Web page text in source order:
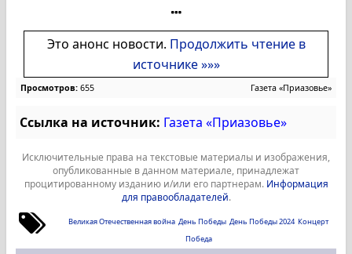
Это анонс новости. Продолжить чтение в
источнике »»»
Просмотров: 655 Газета «Приазовье»
Ссылка на источник: Газета «Приазовье»
Исключительные права на текстовые материалы и изображения,
опубликованные в данном материале, принадлежат
процитированному изданию и/или его партнерам. Информация
для правообладателей.
Великая Отечественная война День Победы День Победы 2024 Концерт
Победа